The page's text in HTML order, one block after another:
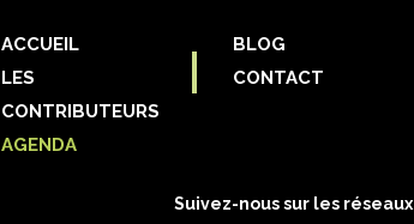
ACCUEIL
LES
CONTRIBUTEURS
AGENDA
BLOG
CONTACT
Suivez-nous sur les réseaux